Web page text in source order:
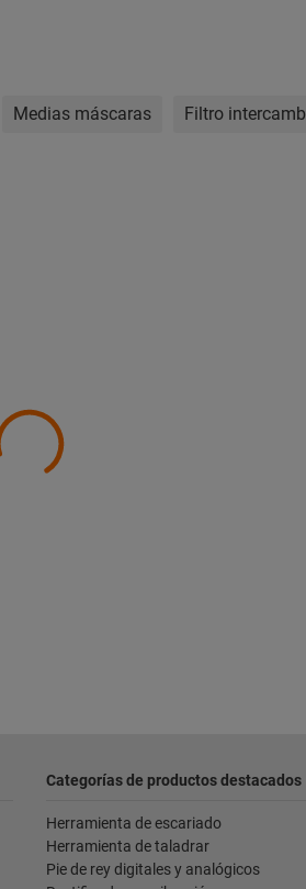
Medias máscaras Filtro
Categorías de productos destacados
Herramienta de escariado
Herramienta de taladrar
Pie de rey digitales y analógicos